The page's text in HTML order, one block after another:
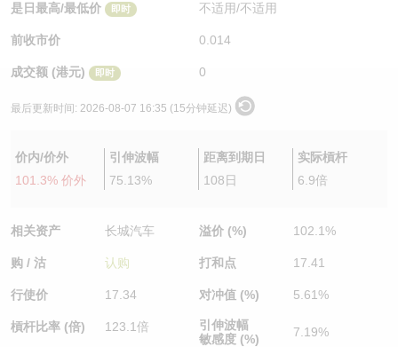
是日最高/最低价 即时 不适用/不适用
前收市价 0.014
成交额 (港元) 即时 0
最后更新时间: 2026-08-07 16:35 (15分钟延迟)
价内/价外
101.3% 价外
引伸波幅
75.13%
距离到期日
108日
实际槓杆
6.9倍
相关资产 长城汽车
购 / 沽 认购
行使价 17.34
槓杆比率 (倍) 123.1倍
溢价 (%) 102.1%
打和点 17.41
对冲值 (%) 5.61%
引伸波幅
敏感度 (%)
7.19%
认股证/牛熊证日志
认股证文件及公告
牛熊证到期结算价查找
牛熊证分析仪
中资ETFs溢价比较
AH 股价对照